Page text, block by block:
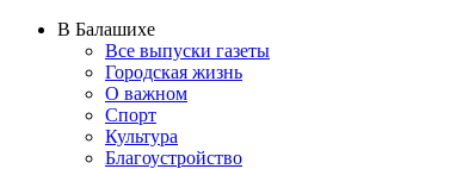
В Балашихе
Все выпуски газеты
Городская жизнь
О важном
Спорт
Культура
Благоустройство